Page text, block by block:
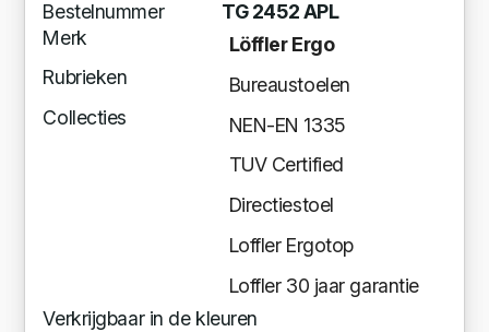
Bestelnummer
TG 2452 APL
Merk
Löffler Ergo
Rubrieken
Bureaustoelen
Collecties
NEN-EN 1335
TUV Certified
Directiestoel
Loffler Ergotop
Loffler 30 jaar garantie
Verkrijgbaar in de kleuren